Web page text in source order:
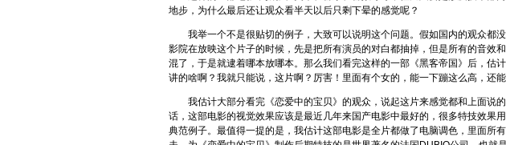
地步，为什么最后还让观众看半天以后只剩下晕的感觉呢？
我举一个不是很贴切的例子，大致可以说明这个问题。假如国内的观众都
影院在放映这个片子的时候，先是把所有演员的对白都抽掉，但是所有的音效
混了，于是就逮着哪本放哪本。那么我们看完这样的一部《黑客帝国 》后，估
讲的啥啊？我就只能说，这片啊？厉害！里面有个女的，能一下蹦这么高，还
我估计大部分看完《恋爱中的宝贝》的观众，说起这片来感觉都和上面说
话，这部电影的视觉效果应该是最近几年来国产电影中最好的，很多特技效果
典范例子。最值得一提的是，我估计这部电影是全片都做了电脑调色，里面所